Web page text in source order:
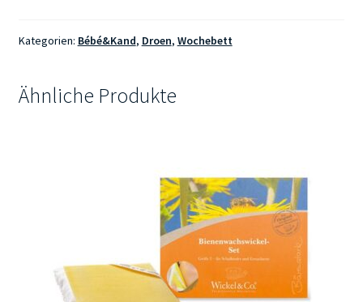
Kategorien: Bébé&Kand, Droen, Wochebett
Ähnliche Produkte